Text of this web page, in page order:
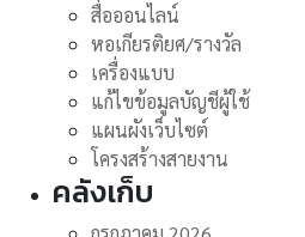
สื่อออนไลน์
หอเกียรติยศ/รางวัล
เครื่องแบบ
แก้ไขข้อมูลบัญชีผู้ใช้
แผนผังเว็บไซต์
โครงสร้างสายงาน
คลังเก็บ